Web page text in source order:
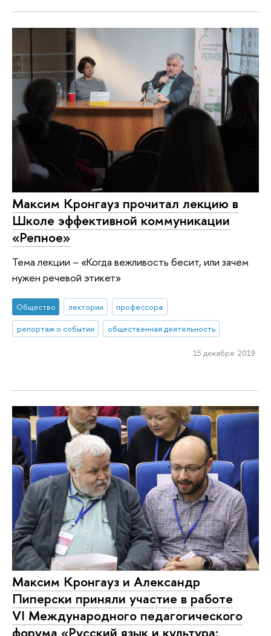
Максим Кронгауз прочитал лекцию в
Школе эффективной коммуникации
«Репное»
Тема лекции – «Когда вежливость бесит, или зачем
нужен речевой этикет»
Общество лектории
профессора
репортаж о событии
общественная деятельность
15 декабря 2019
Максим Кронгауз и Александр
Пиперски приняли участие в работе
VI Международного педагогического